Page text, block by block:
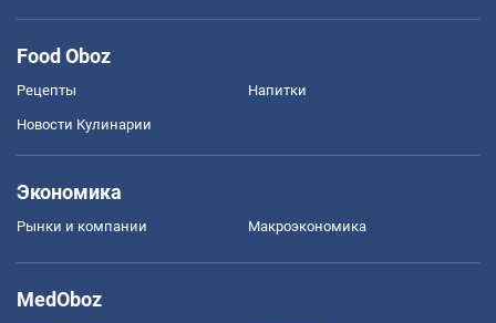
Food Oboz
Рецепты Напитки
Новости Кулинарии
Экономика
Рынки и компании Mакроэкономика
MedOboz